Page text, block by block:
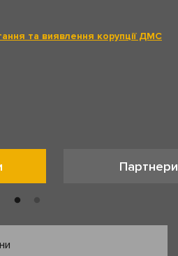
та виявлення корупції ДМС
Партнери